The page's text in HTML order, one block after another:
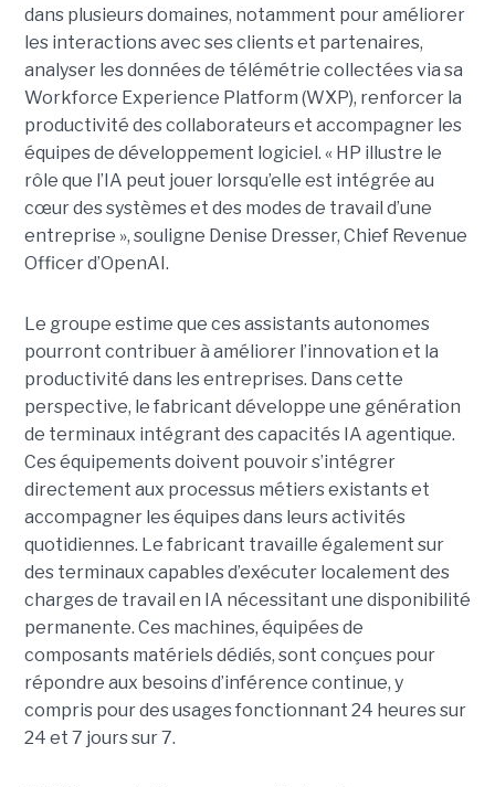
dans plusieurs domaines, notamment pour améliorer
les interactions avec ses clients et partenaires,
analyser les données de télémétrie collectées via sa
Workforce Experience Platform (WXP), renforcer la
productivité des collaborateurs et accompagner les
équipes de développement logiciel. « HP illustre le
rôle que l’IA peut jouer lorsqu’elle est intégrée au
cœur des systèmes et des modes de travail d’une
entreprise », souligne Denise Dresser, Chief Revenue
Officer d’OpenAI.
Le groupe estime que ces assistants autonomes
pourront contribuer à améliorer l’innovation et la
productivité dans les entreprises. Dans cette
perspective, le fabricant développe une génération
de terminaux intégrant des capacités IA agentique.
Ces équipements doivent pouvoir s’intégrer
directement aux processus métiers existants et
accompagner les équipes dans leurs activités
quotidiennes. Le fabricant travaille également sur
des terminaux capables d’exécuter localement des
charges de travail en IA nécessitant une disponibilité
permanente. Ces machines, équipées de
composants matériels dédiés, sont conçues pour
répondre aux besoins d’inférence continue, y
compris pour des usages fonctionnant 24 heures sur
24 et 7 jours sur 7.